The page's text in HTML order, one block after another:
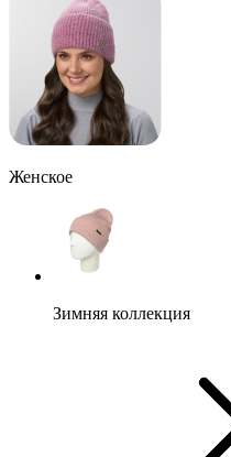
Женское
Зимняя коллекция